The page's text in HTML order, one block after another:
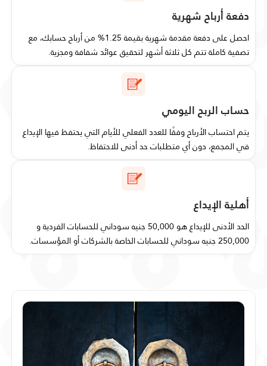
دفعة أرباح شهرية
احصل على دفعة مقدمة شهرية بقيمة 1.25% من أرباح حسابك، مع
تصفية كاملة تتم كل ثلاثة أشهر لتحقيق عوائد شفافة ومجزية.
حساب الربح اليومي
يتم احتساب الأرباح وفقًا للعدد الفعلي للأيام التي يحتفظ فيها الإيداع
في المجمع، دون أي متطلبات حد أدنى للاحتفاظ.
أهلية الإيداع
الحد الأدنى للإيداع هو 50,000 جنيه سوداني للحسابات الفردية و
250,000 جنيه سوداني للحسابات الخاصة بالشركات أو المؤسسات.